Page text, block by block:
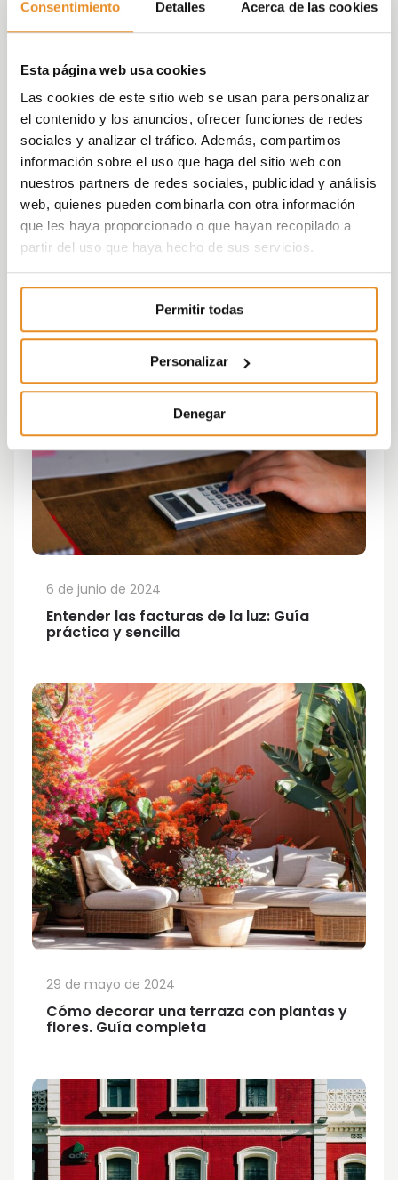
Consentimiento Detalles Acerca de las cookies
Esta página web usa cookies
Las cookies de este sitio web se usan para personalizar
el contenido y los anuncios, ofrecer funciones de redes
sociales y analizar el tráfico. Además, compartimos
información sobre el uso que haga del sitio web con
nuestros partners de redes sociales, publicidad y análisis
web, quienes pueden combinarla con otra información
que les haya proporcionado o que hayan recopilado a
partir del uso que haya hecho de sus servicios.
Permitir todas
Personalizar
Denegar
Entender las facturas de la luz: Guía
práctica y sencilla
6 de junio de 2024
Cómo decorar una terraza con plantas y
flores. Guía completa
29 de mayo de 2024